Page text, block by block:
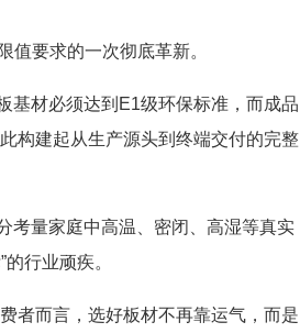
值要求的一次彻底革新。
基材必须达到E1级环保标准，而成品
构建起从生产源头到终端交付的完整
考量家庭中高温、密闭、高湿等真实
行业顽疾。
者而言，选好板材不再靠运气，而是